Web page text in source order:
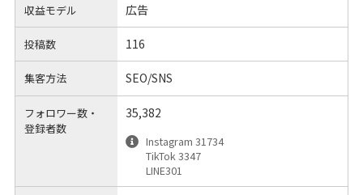
収益モデル 広告
投稿数 116
集客方法 SEO/SNS
フォロワー数・
登録者数
35,382
Instagram 31734
TikTok 3347
LINE301